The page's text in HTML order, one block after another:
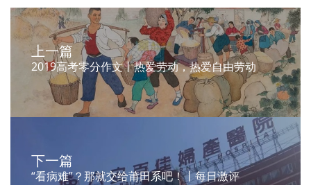
上一篇
2019高考零分作文丨热爱劳动，热爱自由劳动
下一篇
“看病难”？那就交给莆田系吧！丨每日激评